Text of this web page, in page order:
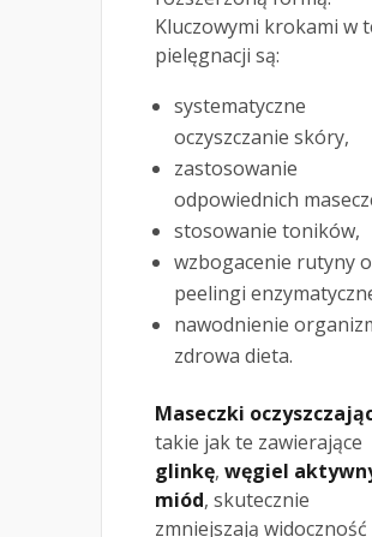
Kluczowymi krokami w
pielęgnacji są:
systematyczne
oczyszczanie skóry,
zastosowanie
odpowiednich
stosowanie toników,
wzbogacenie rutyny o
peelingi
nawodnienie
zdrowa dieta.
Maseczki
takie jak te zawierające
glinkę, węgiel
miód, skutecznie
zmniejszają widoczność